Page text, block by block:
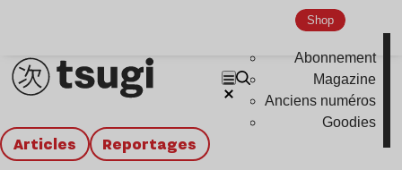
Shop
Abonnement
Magazine
Anciens numéros
Goodies
Articles Reportages